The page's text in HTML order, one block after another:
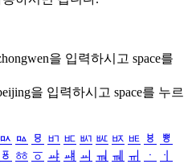
을 입력하시고 space를
을 입력하시고 space를 누르
ㅯ ㅰ ㅱ ㅲ ㅳ ㅴ ㅵ ㅶ ㅷ ㅸ
ㅹ
ㆄ ㆅ ㆆ ㆇ ㆈ ㆉ ㆊ ㆋ ㆌ ㆍ
ㆎ